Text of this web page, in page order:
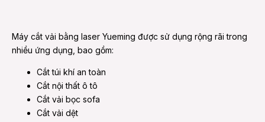
Máy cắt vải bằng laser Yueming được sử dụng rộng rãi trong
nhiều ứng dụng, bao gồm:
Cắt túi khí an toàn
Cắt nội thất ô tô
Cắt vải bọc sofa
Cắt vải dệt